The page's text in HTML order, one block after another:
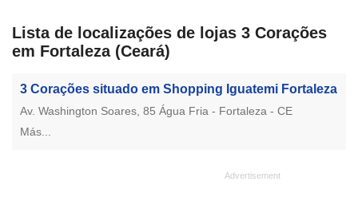
Lista de localizações de lojas 3 Corações
em Fortaleza (Ceará)
3 Corações situado em Shopping Iguatemi Fortaleza
Av. Washington Soares, 85 Água Fria - Fortaleza - CE
Más...